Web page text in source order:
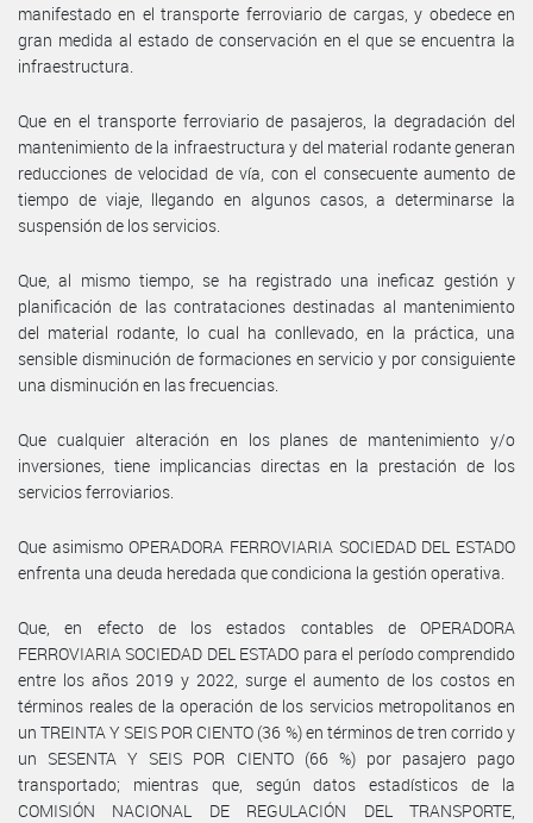
manifestado en el transporte ferroviario de cargas, y obedece en
gran medida al estado de conservación en el que se encuentra la
infraestructura.
Que en el transporte ferroviario de pasajeros, la degradación del
mantenimiento de la infraestructura y del material rodante generan
reducciones de velocidad de vía, con el consecuente aumento de
tiempo de viaje, llegando en algunos casos, a determinarse la
suspensión de los servicios.
Que, al mismo tiempo, se ha registrado una ineficaz gestión y
planificación de las contrataciones destinadas al mantenimiento
del material rodante, lo cual ha conllevado, en la práctica, una
sensible disminución de formaciones en servicio y por consiguiente
una disminución en las frecuencias.
Que cualquier alteración en los planes de mantenimiento y/o
inversiones, tiene implicancias directas en la prestación de los
servicios ferroviarios.
Que asimismo OPERADORA FERROVIARIA SOCIEDAD DEL ESTADO
enfrenta una deuda heredada que condiciona la gestión operativa.
Que, en efecto de los estados contables de OPERADORA
FERROVIARIA SOCIEDAD DEL ESTADO para el período comprendido
entre los años 2019 y 2022, surge el aumento de los costos en
términos reales de la operación de los servicios metropolitanos en
un TREINTA Y SEIS POR CIENTO (36 %) en términos de tren corrido y
un SESENTA Y SEIS POR CIENTO (66 %) por pasajero pago
transportado; mientras que, según datos estadísticos de la
COMISIÓN NACIONAL DE REGULACIÓN DEL TRANSPORTE,